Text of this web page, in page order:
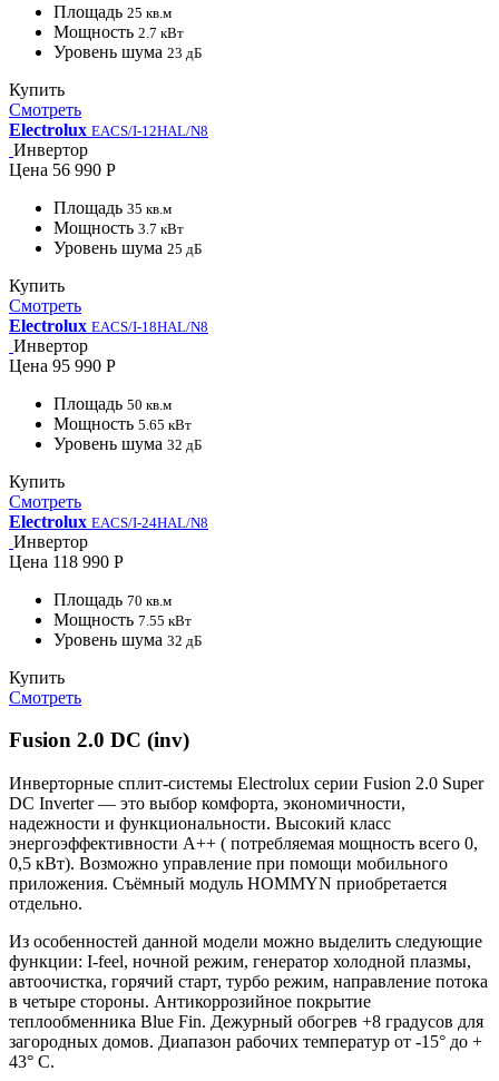
Площадь 25 кв.м
Мощность 2.7 кВт
Уровень шума 23 дБ
Купить
Смотреть
Electrolux EACS/I-12HAL/N8
Инвертор
Цена 56 990 Р
Площадь 35 кв.м
Мощность 3.7 кВт
Уровень шума 25 дБ
Купить
Смотреть
Electrolux EACS/I-18HAL/N8
Инвертор
Цена 95 990 Р
Площадь 50 кв.м
Мощность 5.65 кВт
Уровень шума 32 дБ
Купить
Смотреть
Electrolux EACS/I-24HAL/N8
Инвертор
Цена 118 990 Р
Площадь 70 кв.м
Мощность 7.55 кВт
Уровень шума 32 дБ
Купить
Смотреть
Fusion 2.0 DC (inv)
Инверторные сплит-системы Electrolux серии Fusion 2.0 Super
DC Inverter — это выбор комфорта, экономичности,
надежности и функциональности. Высокий класс
энергоэффективности A++ ( потребляемая мощность всего 0,
0,5 кВт). Возможно управление при помощи мобильного
приложения. Съёмный модуль HOMMYN приобретается
отдельно.
Из особенностей данной модели можно выделить следующие
функции: I-feel, ночной режим, генератор холодной плазмы,
автоочистка, горячий старт, турбо режим, направление потока
в четыре стороны. Антикоррозийное покрытие
теплообменника Blue Fin. Дежурный обогрев +8 градусов для
загородных домов. Диапазон рабочих температур от -15° до +
43° C.